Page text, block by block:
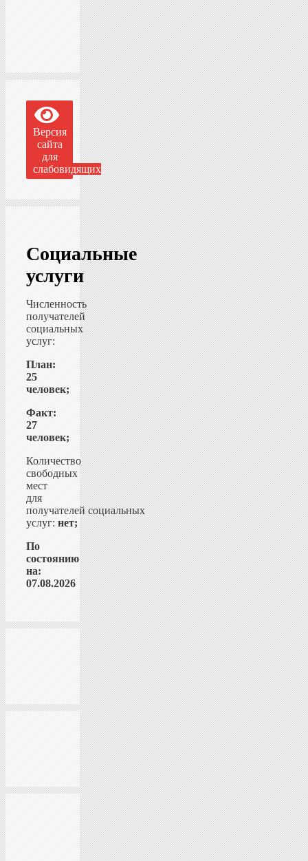
Версия
сайта
для
слабовидящих
Социальные
услуги
Численность
получателей
социальных
услуг:
План:
25
человек;
Факт:
27
человек;
Количество
свободных
мест
для
получателей социальных
услуг: нет;
По
состоянию
на:
07.08.2026